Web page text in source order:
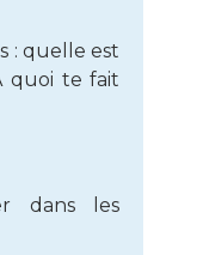
: quelle est
quoi te fait
dans les